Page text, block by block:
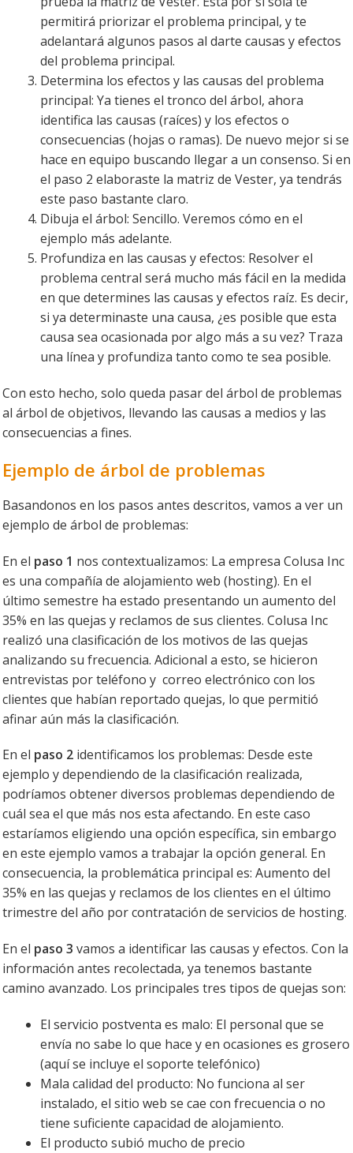
permitirá priorizar el problema principal, y te
adelantará algunos pasos al darte causas y efectos
del problema principal.
Determina los efectos y las causas del problema
principal: Ya tienes el tronco del árbol, ahora
identifica las causas (raíces) y los efectos o
consecuencias (hojas o ramas). De nuevo mejor si se
hace en equipo buscando llegar a un consenso. Si en
el paso 2 elaboraste la matriz de Vester, ya tendrás
este paso bastante claro.
Dibuja el árbol: Sencillo. Veremos cómo en el
ejemplo más adelante.
Profundiza en las causas y efectos: Resolver el
problema central será mucho más fácil en la medida
en que determines las causas y efectos raíz. Es decir,
si ya determinaste una causa, ¿es posible que esta
causa sea ocasionada por algo más a su vez? Traza
una línea y profundiza tanto como te sea posible.
Con esto hecho, solo queda pasar del árbol de problemas
al árbol de objetivos, llevando las causas a medios y las
consecuencias a fines.
Ejemplo de árbol de problemas
Basandonos en los pasos antes descritos, vamos a ver un
ejemplo de árbol de problemas:
En el paso 1 nos contextualizamos: La empresa Colusa Inc
es una compañía de alojamiento web (hosting). En el
último semestre ha estado presentando un aumento del
35% en las quejas y reclamos de sus clientes. Colusa Inc
realizó una clasificación de los motivos de las quejas
analizando su frecuencia. Adicional a esto, se hicieron
entrevistas por teléfono y correo electrónico con los
clientes que habían reportado quejas, lo que permitió
afinar aún más la clasificación.
En el paso 2 identificamos los problemas: Desde este
ejemplo y dependiendo de la clasificación realizada,
podríamos obtener diversos problemas dependiendo de
cuál sea el que más nos esta afectando. En este caso
estaríamos eligiendo una opción específica, sin embargo
en este ejemplo vamos a trabajar la opción general. En
consecuencia, la problemática principal es: Aumento del
35% en las quejas y reclamos de los clientes en el último
trimestre del año por contratación de servicios de hosting.
En el paso 3 vamos a identificar las causas y efectos. Con la
información antes recolectada, ya tenemos bastante
camino avanzado. Los principales tres tipos de quejas son:
El servicio postventa es malo: El personal que se
envía no sabe lo que hace y en ocasiones es grosero
(aquí se incluye el soporte telefónico)
Mala calidad del producto: No funciona al ser
instalado, el sitio web se cae con frecuencia o no
tiene suficiente capacidad de alojamiento.
El producto subió mucho de precio